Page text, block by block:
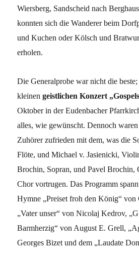
Wiersberg, Sandscheid nach
konnten sich die Wanderer beim
und Kuchen oder Kölsch und
erholen.
Die Generalprobe war nicht die
kleinengeistlichen Konzert
Oktober in der Eudenbacher
alles, wie gewünscht. Dennoch
Zuhörer zufrieden mit dem, was die
Flöte, und Michael v. Jasienicki,
Brochin, Sopran, und Pavel Brochin,
Chor vortrugen. Das Programm
Hymne „Preiset froh den König“ von
„Vater unser“ von Nicolaj Kedrov,
Barmherzig“ von August E. Grell,
Georges Bizet und dem „Laudate